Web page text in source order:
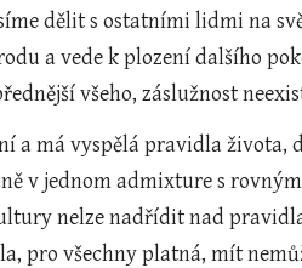
dělit s ostatními lidmi na
a vede k plození dalšího
všeho, záslužnost
a má vyspělá pravidla života,
v jednom admixture s
nelze nadřídit nad
pro všechny platná, mít